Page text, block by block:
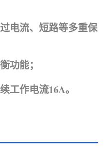
电流、短路等多重保
功能；
工作电流16A。